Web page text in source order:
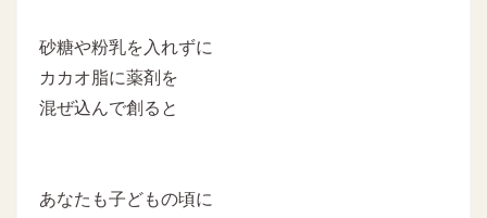
砂糖や粉乳を入れずに
カカオ脂に薬剤を
混ぜ込んで創ると
あなたも子どもの頃に